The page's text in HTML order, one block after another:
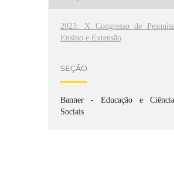
2023: X Congresso de
Ensino e Extensão
SEÇÃO
Banner - Educação e
Sociais